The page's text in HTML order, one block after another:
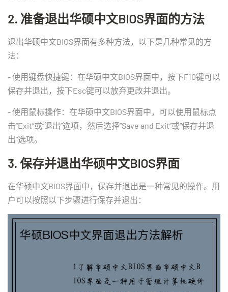
2. 准备退出华硕中文BIOS界面的方法
退出华硕中文BIOS界面有多种方法，以下是几种常见的方
法：
- 使用键盘快捷键：在华硕中文BIOS界面中，按下F10键可以
保存并退出，按下Esc键可以放弃更改并退出。
- 使用鼠标操作：在华硕中文BIOS界面中，可以使用鼠标点
击“Exit”或“退出”选项，然后选择“Save and Exit”或“保存并退
出”选项。
3. 保存并退出华硕中文BIOS界面
在华硕中文BIOS界面中，保存并退出是一种常见的操作。用
户可以按照以下步骤进行保存并退出：